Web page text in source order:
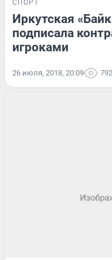
СПОРТ
Иркутская
подписала
игроками
26 июля, 2018, 20:09 792